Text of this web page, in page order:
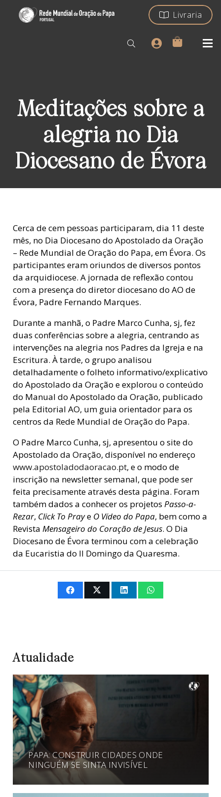
Livraria
Meditações sobre a
alegria no Dia
Diocesano de Évora
Cerca de cem pessoas participaram, dia 11 deste
mês, no Dia Diocesano do Apostolado da Oração
– Rede Mundial de Oração do Papa, em Évora. Os
participantes eram oriundos de diversos pontos
da arquidiocese. A jornada de reflexão contou
com a presença do diretor diocesano do AO de
Évora, Padre Fernando Marques.
Durante a manhã, o Padre Marco Cunha, sj, fez
duas conferências sobre a alegria, centrando as
intervenções na alegria nos Padres da Igreja e na
Escritura. À tarde, o grupo analisou
detalhadamente o folheto informativo/explicativo
do Apostolado da Oração e explorou o conteúdo
do Manual do Apostolado da Oração, publicado
pela Editorial AO, um guia orientador para os
centros da Rede Mundial de Oração do Papa.
O Padre Marco Cunha, sj, apresentou o site do
Apostolado da Oração, disponível no endereço
www.apostoladodaoracao.pt, e o modo de
inscrição na newsletter semanal, que pode ser
feita precisamente através desta página. Foram
também dados a conhecer os projetos Passo-a-
Rezar, Click To Praye O Vídeo do Papa, bem como a
Revista Mensageiro do Coração de Jesus. O Dia
Diocesano de Évora terminou com a celebração
da Eucaristia do II Domingo da Quaresma.
Atualidade
PAPA: CONSTRUIR CIDADES ONDE
NINGUÉM SE SINTA INVISÍVEL